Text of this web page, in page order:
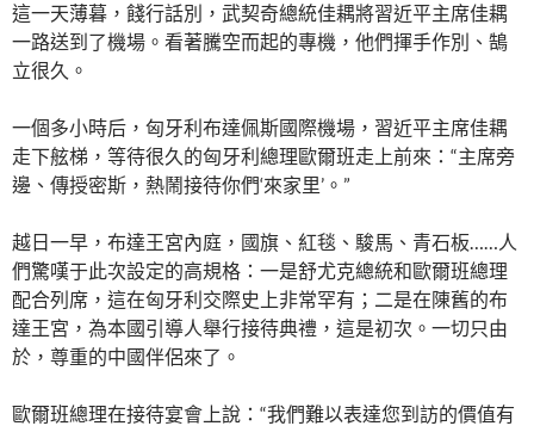
這一天薄暮，餞行話別，武契奇總統佳耦將習近平主席佳耦
一路送到了機場。看著騰空而起的專機，他們揮手作別、鵠
立很久。
一個多小時后，匈牙利布達佩斯國際機場，習近平主席佳耦
走下舷梯，等待很久的匈牙利總理歐爾班走上前來：“主席旁
邊、傳授密斯，熱鬧接待你們‘來家里’。”
越日一早，布達王宮內庭，國旗、紅毯、駿馬、青石板……人
們驚嘆于此次設定的高規格：一是舒尤克總統和歐爾班總理
配合列席，這在匈牙利交際史上非常罕有；二是在陳舊的布
達王宮，為本國引導人舉行接待典禮，這是初次。一切只由
於，尊重的中國伴侶來了。
歐爾班總理在接待宴會上說：“我們難以表達您到訪的價值有